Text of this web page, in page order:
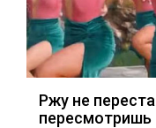
Ржу не
пересмотришь